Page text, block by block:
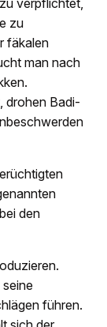
verpflichtet,
zu
fäkalen
man nach
drohen Badi-
den
führen.